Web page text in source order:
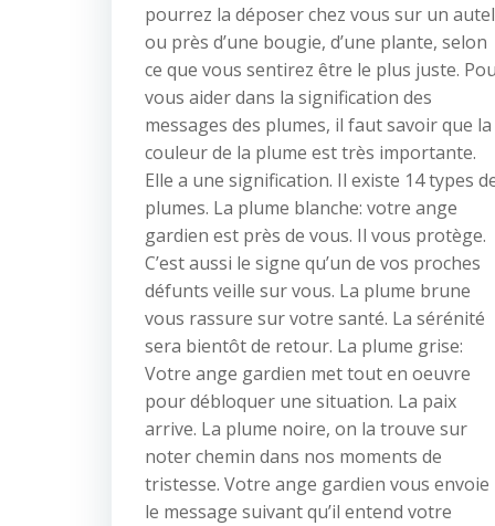
pourrez la déposer chez vous sur un autel
ou près d’une bougie, d’une plante, selon
ce que vous sentirez être le plus juste.
vous aider dans la signification des
messages des plumes, il faut savoir que la
couleur de la plume est très importante.
Elle a une signification. Il existe 14 types
plumes. La plume blanche: votre ange
gardien est près de vous. Il vous protège.
C’est aussi le signe qu’un de vos proches
défunts veille sur vous. La plume brune
vous rassure sur votre santé. La sérénité
sera bientôt de retour. La plume grise:
Votre ange gardien met tout en oeuvre
pour débloquer une situation. La paix
arrive. La plume noire, on la trouve sur
noter chemin dans nos moments de
tristesse. Votre ange gardien vous envoie
le message suivant qu’il entend votre